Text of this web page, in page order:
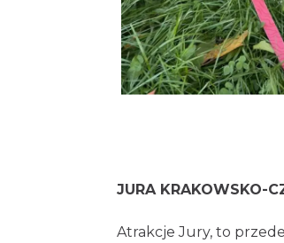
JURA KRAKOWSKO-
Atrakcje Jury, to